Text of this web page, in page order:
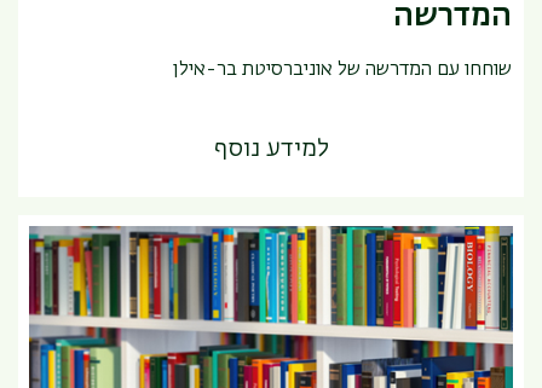
המדרשה
שוחחו עם המדרשה של אוניברסיטת בר-אילן
למידע נוסף